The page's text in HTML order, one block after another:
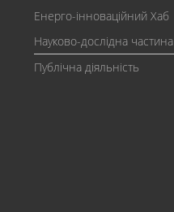
Енерго-інноваційний Хаб
Науково-дослідна частина
Публічна діяльність